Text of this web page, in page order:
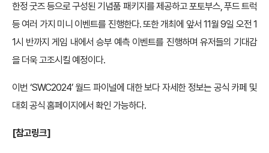
한정 굿즈 등으로 구성된 기념품 패키지를 제공하고 포토부스, 푸드 트럭
등 여러 가지 미니 이벤트를 진행한다. 또한 개최에 앞서 11월 9일 오전 1
1시 반까지 게임 내에서 승부 예측 이벤트를 진행하며 유저들의 기대감
을 더욱 고조시킬 예정이다.
이번 ‘SWC2024’ 월드 파이널에 대한 보다 자세한 정보는 공식 카페 및
대회 공식 홈페이지에서 확인 가능하다.
[참고링크]